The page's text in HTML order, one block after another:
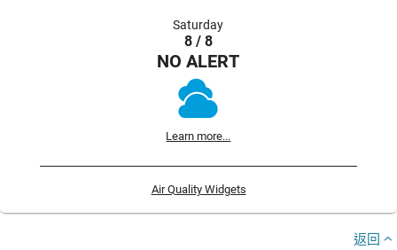
Saturday
8 / 8
NO ALERT
Learn more...
Air Quality Widgets
返回